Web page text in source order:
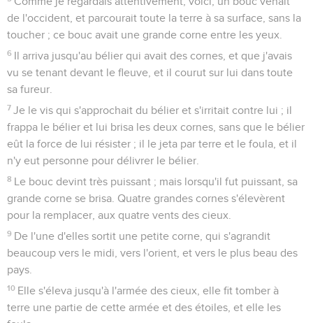
de l'occident, et parcourait toute la terre à sa surface, sans la
toucher ; ce bouc avait une grande corne entre les yeux.
6 Il arriva jusqu'au bélier qui avait des cornes, et que j'avais
vu se tenant devant le fleuve, et il courut sur lui dans toute
sa fureur.
7 Je le vis qui s'approchait du bélier et s'irritait contre lui ; il
frappa le bélier et lui brisa les deux cornes, sans que le bélier
eût la force de lui résister ; il le jeta par terre et le foula, et il
n'y eut personne pour délivrer le bélier.
8 Le bouc devint très puissant ; mais lorsqu'il fut puissant, sa
grande corne se brisa. Quatre grandes cornes s'élevèrent
pour la remplacer, aux quatre vents des cieux.
9 De l'une d'elles sortit une petite corne, qui s'agrandit
beaucoup vers le midi, vers l'orient, et vers le plus beau des
pays.
10 Elle s'éleva jusqu'à l'armée des cieux, elle fit tomber à
terre une partie de cette armée et des étoiles, et elle les